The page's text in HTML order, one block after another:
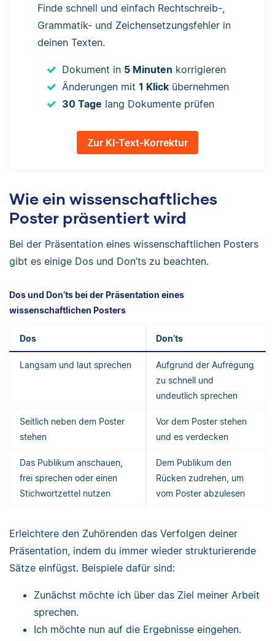
Finde schnell und einfach Rechtschreib-,
Grammatik- und Zeichensetzungsfehler in
deinen Texten.
Dokument in 5 Minuten korrigieren
Änderungen mit 1 Klick übernehmen
30 Tage lang Dokumente prüfen
Zur KI-Text-Korrektur
Wie ein wissenschaftliches
Poster präsentiert wird
Bei der Präsentation eines wissenschaftlichen Posters
gibt es einige Dos und Don’ts zu beachten.
Dos und Don’ts bei der Präsentation eines
wissenschaftlichen Posters
Dos Don’ts
Langsam und laut sprechen
Aufgrund der Aufregung
zu schnell und
undeutlich sprechen
Seitlich neben dem Poster
stehen
Vor dem Poster stehen
und es verdecken
Das Publikum anschauen,
frei sprechen oder einen
Stichwortzettel nutzen
Dem Publikum den
Rücken zudrehen, um
vom Poster abzulesen
Erleichtere den Zuhörenden das Verfolgen deiner
Präsentation, indem du immer wieder strukturierende
Sätze einfügst. Beispiele dafür sind:
Zunächst möchte ich über das Ziel meiner Arbeit
sprechen.
Ich möchte nun auf die Ergebnisse eingehen.